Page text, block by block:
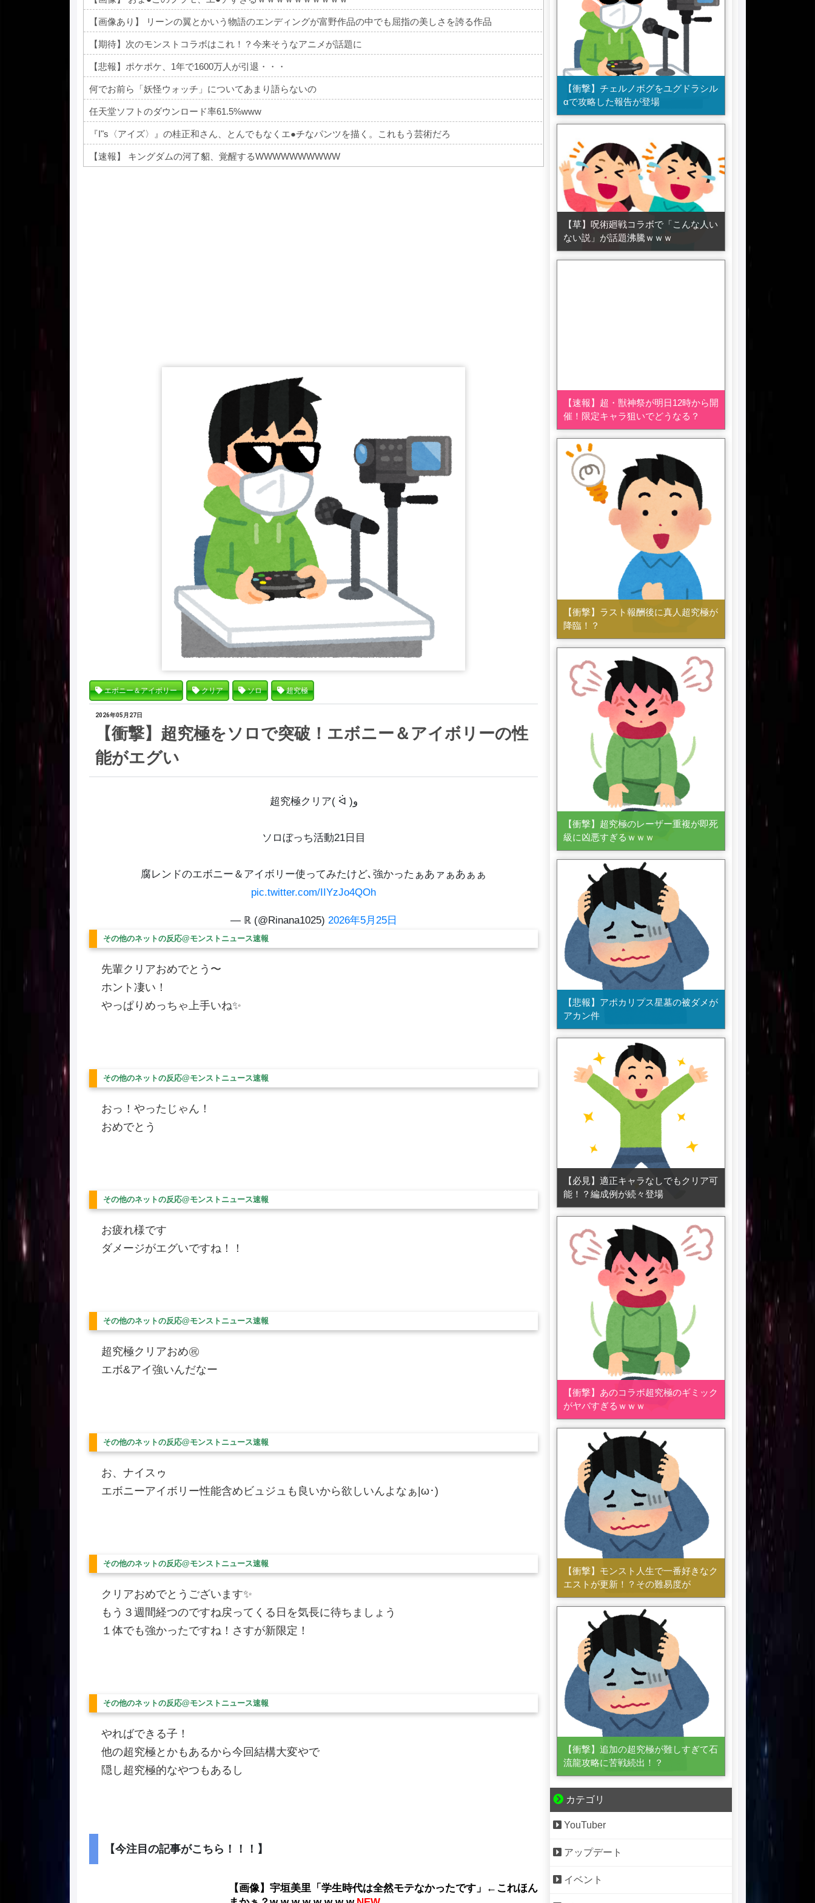
【画像あり】 リーンの翼とかいう物語のエンディングが富野作品の中でも屈指の美しさを誇る作品
【期待】次のモンストコラボはこれ！？今来そうなアニメが話題に
【悲報】ポケポケ、1年で1600万人が引退・・・
何でお前ら「妖怪ウォッチ」についてあまり語らないの
任天堂ソフトのダウンロード率61.5%www
『I"s〈アイズ〉』の桂正和さん、とんでもなくエ●チなパンツを描く。これもう芸術だろ
【速報】 キングダムの河了貂、覚醒するWWWWWWWWWW
エボニー＆アイボリー クリア ソロ 超究極
2026年05月27日
【衝撃】超究極をソロで突破！エボニー＆アイボリーの性
能がエグい
超究極クリア( ᐛ )و
ソロぼっち活動21日目
腐レンドのエボニー＆アイボリー使ってみたけど､強かったぁあァぁあぁぁ
pic.twitter.com/IIYzJo4QOh
— ℝ‎ (@Rinana1025) 2026年5月25日
その他のネットの反応@モンストニュース速報
先輩クリアおめでとう〜
ホント凄い！
やっぱりめっちゃ上手いね✨
その他のネットの反応@モンストニュース速報
おっ！やったじゃん！
おめでとう
その他のネットの反応@モンストニュース速報
お疲れ様です
ダメージがエグいですね！！
その他のネットの反応@モンストニュース速報
超究極クリアおめ㊗️
エボ&アイ強いんだなー
その他のネットの反応@モンストニュース速報
お、ナイスゥ
エボニーアイボリー性能含めビュジュも良いから欲しいんよなぁ|ω･)
その他のネットの反応@モンストニュース速報
クリアおめでとうございます✨
もう３週間経つのですね戻ってくる日を気長に待ちましょう
１体でも強かったですね！さすが新限定！
その他のネットの反応@モンストニュース速報
やればできる子！
他の超究極とかもあるから今回結構大変やで
隠し超究極的なやつもあるし
【今注目の記事がこちら！！！】
【画像】宇垣美里「学生時代は全然モテなかったです」←これほん
【衝撃】チェルノボグをユグドラシル
αで攻略した報告が登場
【草】呪術廻戦コラボで「こんな人い
ない説」が話題沸騰ｗｗｗ
【速報】超・獣神祭が明日12時から開
催！限定キャラ狙いでどうなる？
【衝撃】ラスト報酬後に真人超究極が
降臨！？
【衝撃】超究極のレーザー重複が即死
級に凶悪すぎるｗｗｗ
【悲報】アポカリプス星墓の被ダメが
アカン件
【必見】適正キャラなしでもクリア可
能！？編成例が続々登場
【衝撃】あのコラボ超究極のギミック
がヤバすぎるｗｗｗ
【衝撃】モンスト人生で一番好きなク
エストが更新！？その難易度が
【衝撃】追加の超究極が難しすぎて石
流龍攻略に苦戦続出！？
カテゴリ
YouTuber
アップデート
イベント